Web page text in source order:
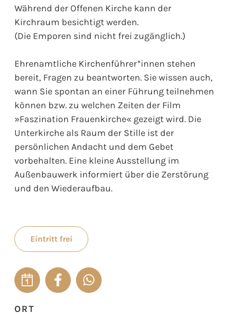
Während der Offenen Kirche kann der
Kirchraum besichtigt werden.
(Die Emporen sind nicht frei zugänglich.)
Ehrenamtliche Kirchenführer*innen stehen
bereit, Fragen zu beantworten. Sie wissen auch,
wann Sie spontan an einer Führung teilnehmen
können bzw. zu welchen Zeiten der Film
»Faszination Frauenkirche« gezeigt wird. Die
Unterkirche als Raum der Stille ist der
persönlichen Andacht und dem Gebet
vorbehalten. Eine kleine Ausstellung im
Außenbauwerk informiert über die Zerstörung
und den Wiederaufbau.
Eintritt frei
ORT